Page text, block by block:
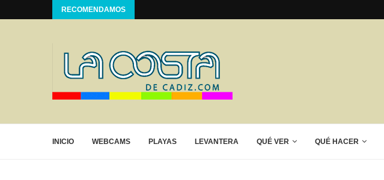
RECOMENDAMOS
INICIO WEBCAMS PLAYAS LEVANTERA QUÉ VER QUÉ HACER